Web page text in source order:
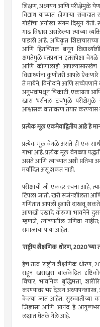
शिक्षण, अध्ययन आणि परीक्षेमुळे
विद्याथ यांच्यात होणाऱ्या
गोष्टींचा अनोखा संगम दिसून
गाढ विश्वास असलेल्या त्यांच्या
पाडली आहे. अधिकृत
आणि हितचिंतक बनून
क्षमतेमुळे पंतप्रधान इतरांपेक्षा
आणि कोणालाही आपल्यासारखेच
विद्यार्थ्यांना कुणीतरी आपले
ते मायेने, विनोदाने आणि सच्चेपणाने
अनुभवांमधून चिकाटी, एकाग्रता
खास ‌‘पर्सनल टच‌’मुळे परीक्षेमुळे
आश्वासक वातावरण तयार करण्यास
प्रत्येक मूल एकमेवाद्वितीय आहे हे
प्रत्येक मूल वेगळे असते ही एक साधी;
गाभा आहे. प्रत्येक मूल वेगळ्या
असते आणि त्याच्यात अशी प्रतिभा
मर्यादित असू शकत नाही.
परीक्षांची जी एकंदर रचना आहे,
टिपला जातो. खरी सर्जनशीलता
गणितात आपली हुशारी दाखवू
आणखी एखादे करुणा भावनेने
म्हणजे, त्यांच्यातील उणिवा
समाजाचा पाया आहेत.
‌‘राष्ट्रीय शैक्षणिक धोरण, 2020‌’च्या
हेच तत्त्व ‌‘राष्ट्रीय शैक्षणिक
राहून खराखुरा बालकेंद्रित
विचार, भावनिक बुद्धिमत्ता,
करण्यावर भर देऊन
केल्या जात आहेत. सुरुवातीच्या
जिज्ञासा आणि आनंद हे
लक्षात घेतले गेले आहे.